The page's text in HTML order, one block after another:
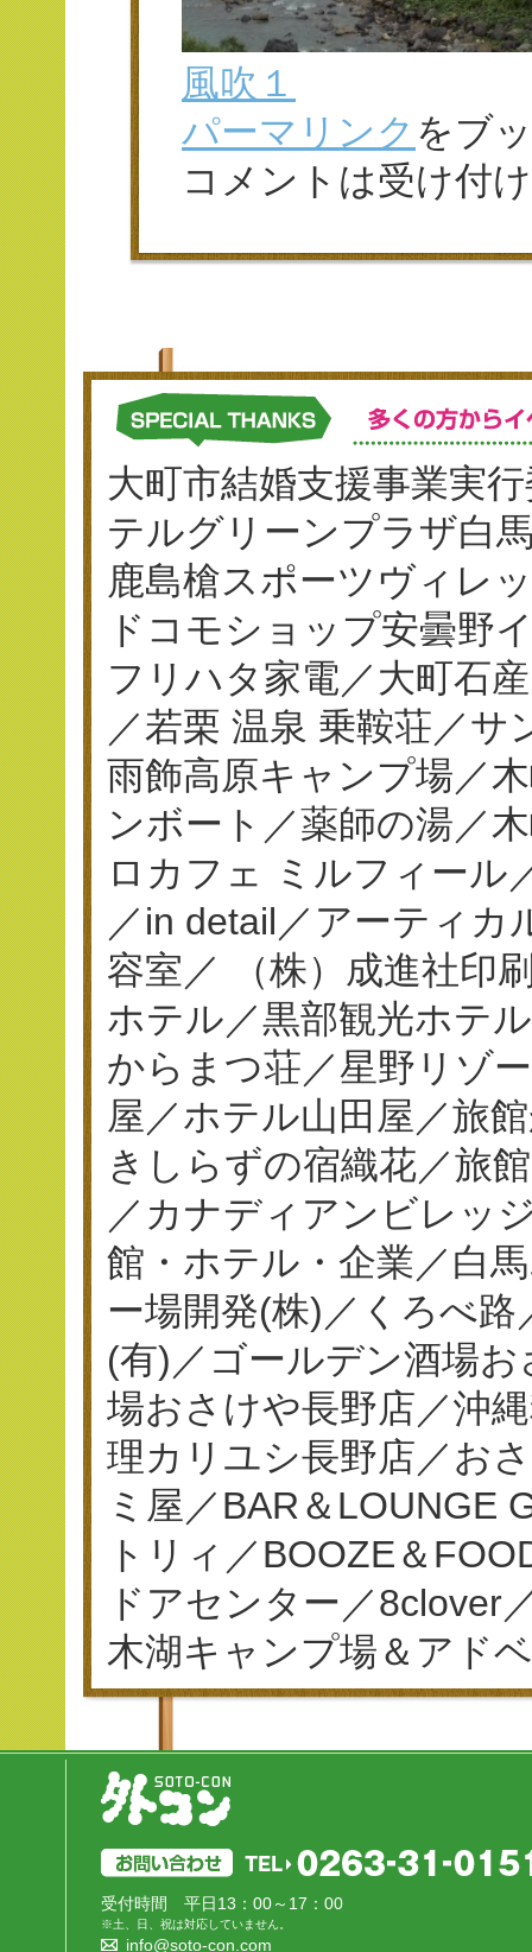
風吹１
パーマリンク をブ
コメントは受け付
大町市結婚支援事業実
テルグリーンプラザ白
鹿島槍スポーツヴィレ
ドコモショップ安曇野
フリハタ家電／大町石
／若栗 温泉 乗鞍荘／
雨飾高原キャンプ場／
ンボート／薬師の湯／
ロカフェ ミルフィール
／in detail／アーティカ
容室／ （株）成進社印
ホテル／黒部観光ホテ
からまつ荘／星野リゾ
屋／ホテル山田屋／旅
きしらずの宿織花／旅
／カナディアンビレッ
館・ホテル・企業／白
ー場開発(株)／くろべ
(有)／ゴールデン酒場
場おさけや長野店／沖
理カリユシ長野店／お
ミ屋／BAR＆LOUNGE
トリィ／BOOZE＆
ドアセンター／8clover
木湖キャンプ場＆アド
受付時間 平日13：00～17：00
※土、日、祝は対応していません。
info@soto-con.com